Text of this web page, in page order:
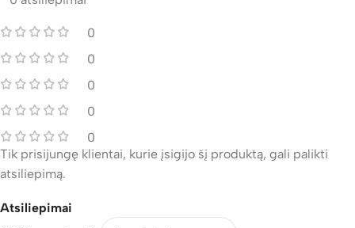
0
0
0
0
0
Atsiliepimai
Tik prisijungę klientai, kurie įsigijo šį produktą, gali palikti
atsiliepimą.